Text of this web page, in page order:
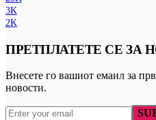
3K
2K
ПРЕТПЛАТЕТЕ СЕ ЗА
Внесете го вашиот емаил за
новости.